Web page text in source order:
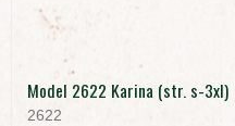
Model 2622 Karina (str. s-3xl)
2622